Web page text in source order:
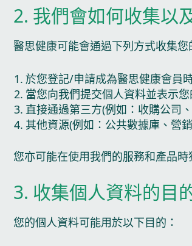
2. 我們會如何收集以
醫思健康可能會通過下列方式收集您
於您登記/申請成為醫思健康會員
當您向我們提交個人資料並表示
直接通過第三方(例如：收購公司
其他資源(例如：公共數據庫、營
您亦可能在使用我們的服務和產品
3. 收集個人資料的目
您的個人資料可能用於以下目的：